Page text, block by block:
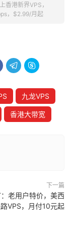
香港新界VPS，
，$2.99/月起
 
九龙VPS
香港大带宽
下一篇
老用户特价，美西
VPS，月付10元起